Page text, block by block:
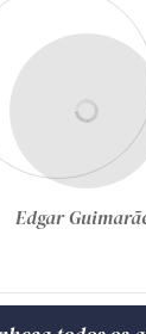
Edgar